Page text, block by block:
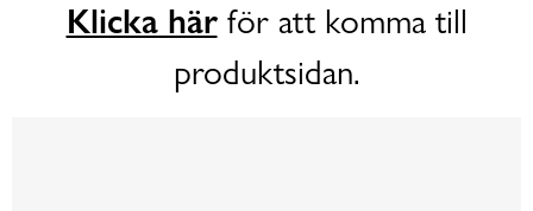
Klicka härför att komma till
produktsidan.